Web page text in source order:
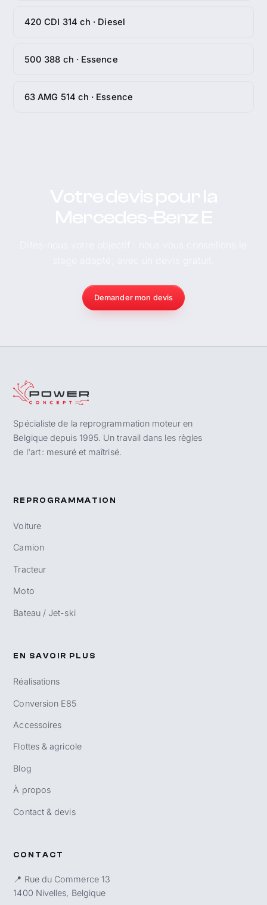
420 CDI 314 ch · Diesel
500 388 ch · Essence
63 AMG 514 ch · Essence
Demander mon devis
Spécialiste de la reprogrammation moteur en
Belgique depuis 1995. Un travail dans les règles
de l'art : mesuré et maîtrisé.
REPROGRAMMATION
Voiture
Camion
Tracteur
Moto
Bateau / Jet-ski
EN SAVOIR PLUS
Réalisations
Conversion E85
Accessoires
Flottes & agricole
Blog
À propos
Contact & devis
CONTACT
📍 Rue du Commerce 13
1400 Nivelles, Belgique